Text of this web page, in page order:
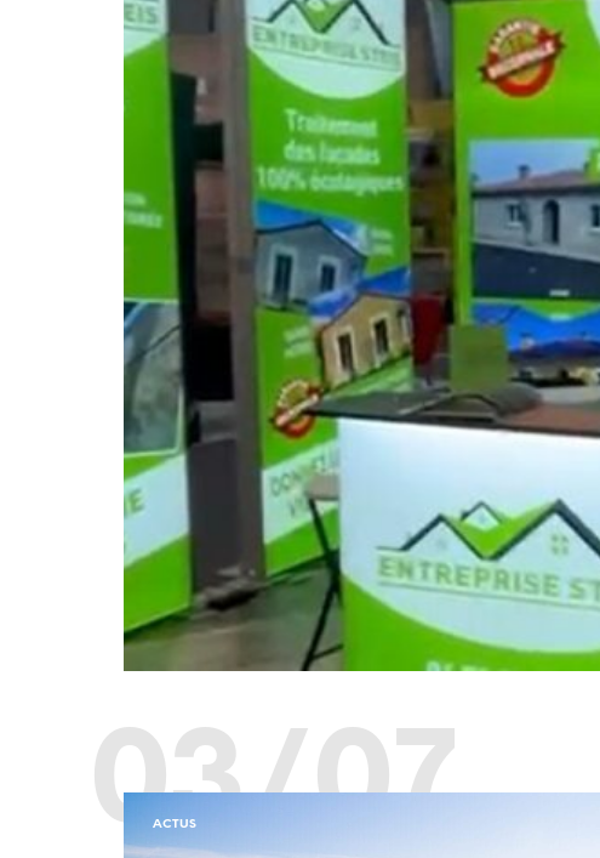
03/07
ACTUS